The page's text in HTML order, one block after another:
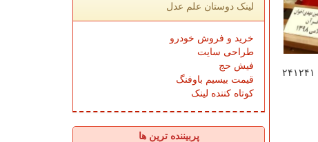
لینک دوستان علم عدل
خرید و فروش خودرو
طراحی سایت
فیش حج
قیمت بیسیم باوفنگ
کوتاه کننده لینک
پربیننده ترین ها